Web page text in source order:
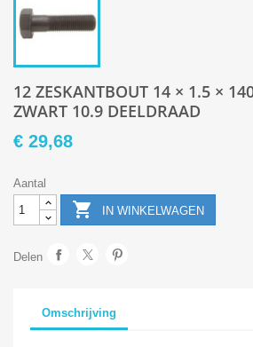
12 ZESKANTBOUT 14 × 1.5 ×
ZWART 10.9 DEELDRAAD
€ 29,68
Aantal
 IN WINKELWAGEN
Delen
Omschrijving